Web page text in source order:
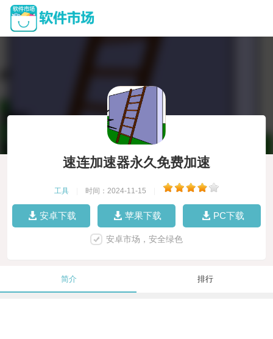
速连加速器永久免费加速
工具 时间：2024-11-15
安卓下载 苹果下载 PC下载
安卓市场，安全绿色
简介 排行